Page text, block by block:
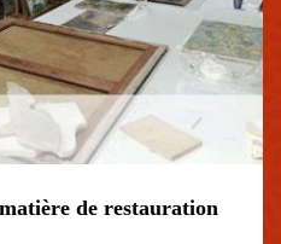
de restauration